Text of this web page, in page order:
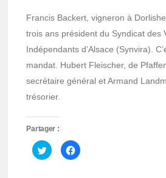
Francis Backert, vigneron à
trois ans président du Syndicat des
Indépendants d’Alsace (Synvira).
mandat. Hubert Fleischer, de
secrétaire général et Armand
trésorier.
Partager :
Cliquez
pour
partager
Cliquez
pour